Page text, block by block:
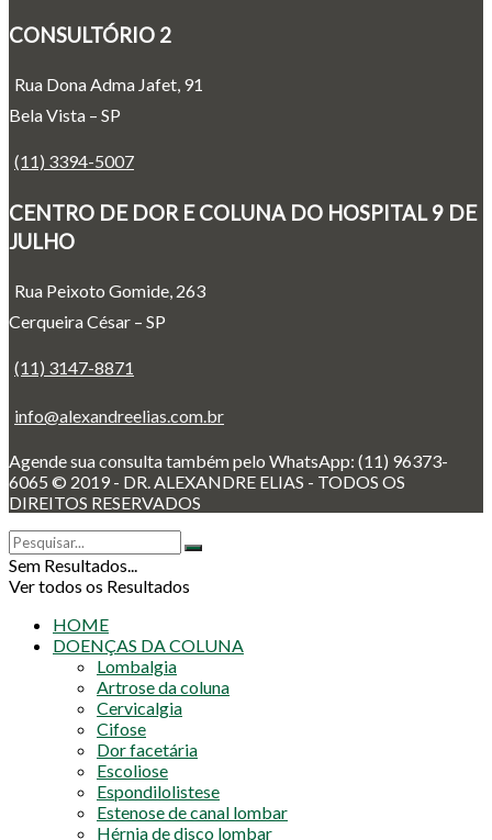
CONSULTÓRIO 2
Rua Dona Adma Jafet, 91
Bela Vista – SP
(11) 3394-5007
CENTRO DE DOR E COLUNA DO HOSPITAL 9 DE
JULHO
Rua Peixoto Gomide, 263
Cerqueira César – SP
(11) 3147-8871
info@alexandreelias.com.br
Agende sua consulta também pelo WhatsApp: (11) 96373-
6065 © 2019 - DR. ALEXANDRE ELIAS - TODOS OS
DIREITOS RESERVADOS
Sem Resultados...
Ver todos os Resultados
HOME
DOENÇAS DA COLUNA
Lombalgia
Artrose da coluna
Cervicalgia
Cifose
Dor facetária
Escoliose
Espondilolistese
Estenose de canal lombar
Hérnia de disco lombar